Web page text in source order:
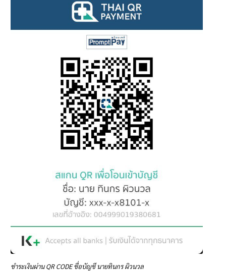
ชำระเงินผ่าน QR CODE ชื่อบัญชี นายทินกร ผิวนวล